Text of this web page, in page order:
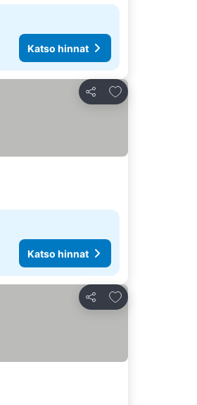
Katso hinnat
Jaa
Lisää suosikkeihin
Katso hinnat
Jaa
Lisää suosikkeihin